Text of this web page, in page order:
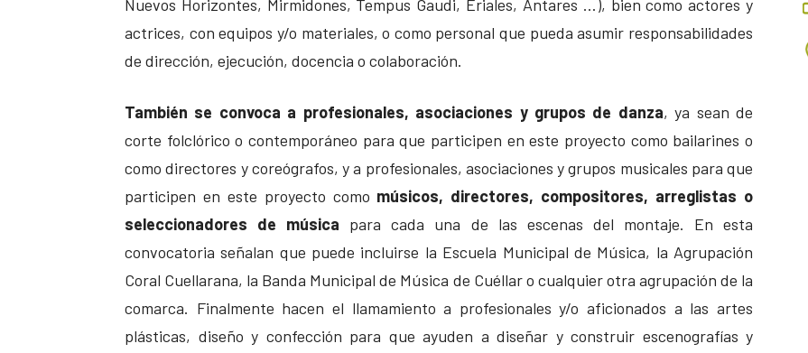
Nuevos Horizontes, Mirmidones, Tempus Gaudi, Eriales, Antares …), bien como actores y
actrices, con equipos y/o materiales, o como personal que pueda asumir responsabilidades
de dirección, ejecución, docencia o colaboración.
También se convoca a profesionales, asociaciones y grupos de danza, ya sean de
corte folclórico o contemporáneo para que participen en este proyecto como bailarines o
como directores y coreógrafos, y a profesionales, asociaciones y grupos musicales para que
participen en este proyecto como músicos, directores, compositores, arreglistas o
seleccionadores de música para cada una de las escenas del montaje. En esta
convocatoria señalan que puede incluirse la Escuela Municipal de Música, la Agrupación
Coral Cuellarana, la Banda Municipal de Música de Cuéllar o cualquier otra agrupación de la
comarca. Finalmente hacen el llamamiento a profesionales y/o aficionados a las artes
plásticas, diseño y confección para que ayuden a diseñar y construir escenografías y